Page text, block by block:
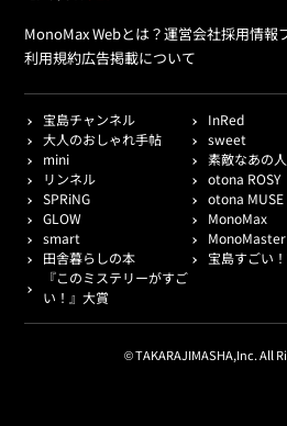
MonoMax Webとは？運営会社採用情報
利用規約広告掲載について
宝島チャンネル
InRed
大人のおしゃれ手帖
sweet
mini
素敵なあの人
リンネル
otona ROSY
SPRiNG
otona MUSE
GLOW
MonoMax
smart
MonoMaster
田舎暮らしの本
宝島すごい
『このミステリーがすご
い！』大賞
© TAKARAJIMASHA,Inc. All